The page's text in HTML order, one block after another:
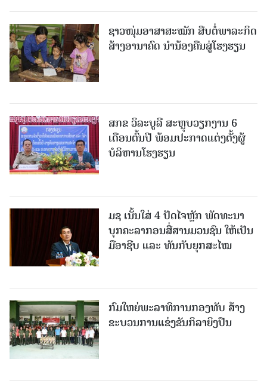
ຊາວໜຸ່ມອາສາສະໝັກ ສືບຕໍ່ພາລະກິດ
ສ້າງອານາຄົດ ນໍານ້ອງຄືນສູ່ໂຮງຮຽນ
ສກຂ ວິລະບູລີ ສະຫຼຸບວຽກງານ 6
ເດືອນຕົ້ນປີ ພ້ອມປະກາດແຕ່ງຕັ້ງຜູ້
ບໍລິຫານໂຮງຮຽນ
ມຊ ເນັ້ນໃສ່ 4 ປັດໄຈຫຼັກ ພັດທະນາ
ບຸກຄະລາກອນສື່ສານມວນຊົນ ໃຫ້ເປັນ
ມືອາຊີບ ແລະ ທັນກັບຍຸກສະໄໝ
ກົມໃຫຍ່ພະລາທິການກອງທັບ ສ້າງ
ຂະບວນການແຂ່ງຂັນກິລາຍິງປືນ